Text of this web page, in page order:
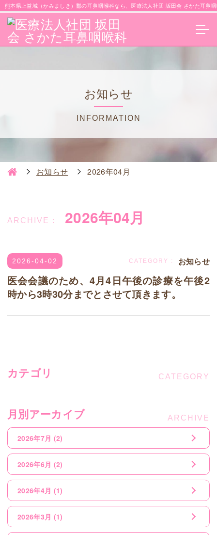
熊本県上益城（かみましき）郡の耳鼻咽喉科なら、医療法人社団 坂田会 さかた耳鼻
お知らせ
INFORMATION
お知らせ 2026年04月
2026年04月
お知らせ
2026-04-02
医会会議のため、4月4日午後の診療を午後2
時から3時30分までとさせて頂きます。
カテゴリ
月別アーカイブ
2026年7月 (2)
2026年6月 (2)
2026年4月 (1)
2026年3月 (1)